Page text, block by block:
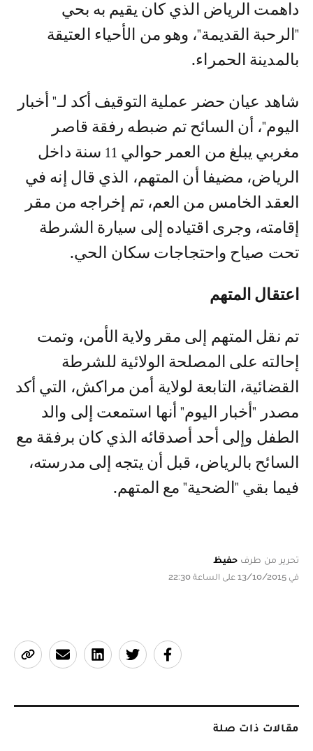
داهمت الرياض الذي كان يقيم به بحي
"الرحبة القديمة"، وهو من الأحياء العتيقة
بالمدينة الحمراء.
شاهد عيان حضر عملية التوقيف أكد لـ" أخبار
اليوم"، أن السائح تم ضبطه رفقة قاصر
مغربي يبلغ من العمر حوالي 11 سنة داخل
الرياض، مضيفا أن المتهم، الذي قال إنه في
العقد الخامس من العم، تم إخراجه من مقر
إقامته، وجرى اقتياده إلى سيارة الشرطة
تحت صياح واحتجاجات سكان الحي.
اعتقال المتهم
تم نقل المتهم إلى مقر ولاية الأمن، وتمت
إحالته على المصلحة الولائية للشرطة
القضائية، التابعة لولاية أمن مراكش، التي أكد
مصدر "أخبار اليوم" أنها استمعت إلى والد
الطفل وإلى أحد أصدقائه الذي كان برفقة مع
السائح بالرياض، قبل أن يتجه إلى مدرسته،
فيما بقي "الضحية" مع المتهم.
تحرير من طرف حفيظ
في 13/10/2015 على الساعة 22:30
مقالات ذات صلة